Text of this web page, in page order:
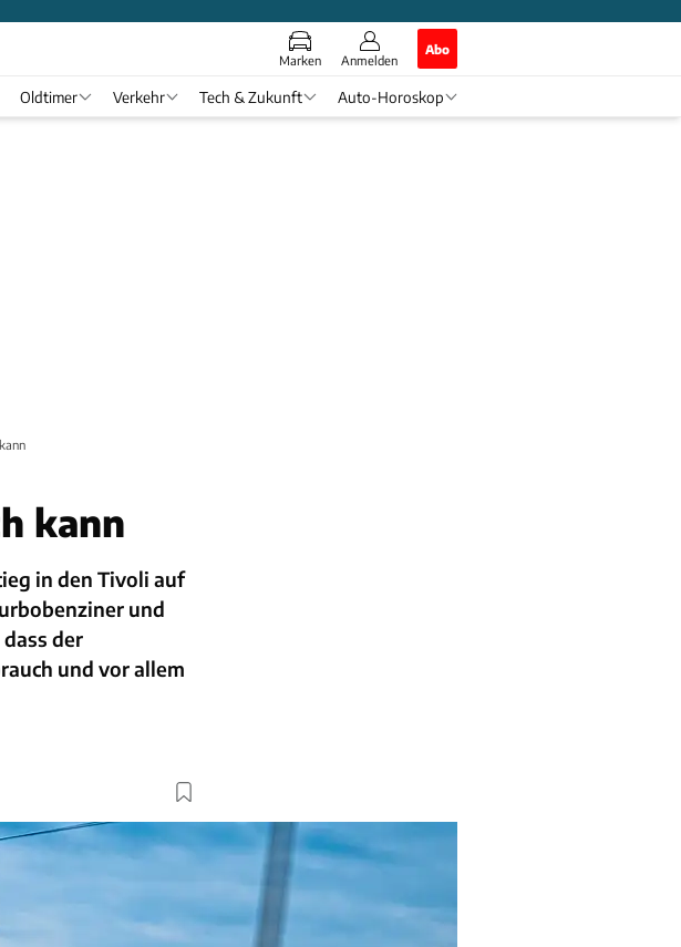
Marken Anmelden
Abo
Oldtimer Verkehr Tech & Zukunft Auto-Horoskop
kann
in den Tivoli auf
und
der
und vor allem